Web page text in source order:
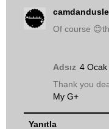
Of course
Adsız 4
Thank you
My G+
Yanıtla